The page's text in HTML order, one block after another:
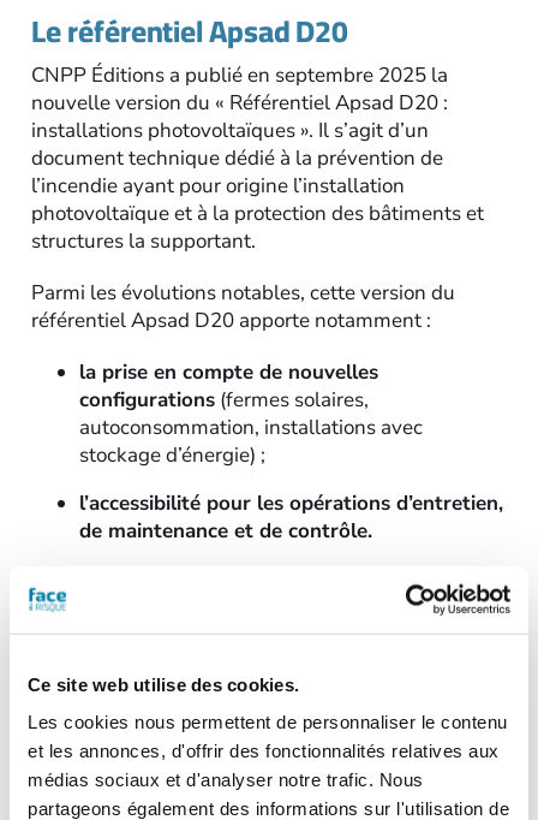
Ce site web utilise des cookies.
Les cookies nous permettent de personnaliser le contenu
et les annonces, d'offrir des fonctionnalités relatives aux
médias sociaux et d'analyser notre trafic. Nous
partageons également des informations sur l'utilisation de
Le référentiel Apsad D20
CNPP Éditions a publié en septembre 2025 la
nouvelle version du « Référentiel Apsad D20 :
installations photovoltaïques ». Il s’agit d’un
document technique dédié à la prévention de
l’incendie ayant pour origine l’installation
photovoltaïque et à la protection des bâtiments et
structures la supportant.
Parmi les évolutions notables, cette version du
référentiel Apsad D20 apporte notamment :
la prise en compte de nouvelles
configurations (fermes solaires,
autoconsommation, installations avec
stockage d’énergie) ;
l’accessibilité pour les opérations d’entretien,
de maintenance et de contrôle.
Chaque installation photovoltaïque doit par ailleurs
disposer d’une fiche d’identité
qui permet
d’identifier les parties prenantes (propriétaires et/ou
principales.
Lire l’article “Le référentiel Apsad D20“.